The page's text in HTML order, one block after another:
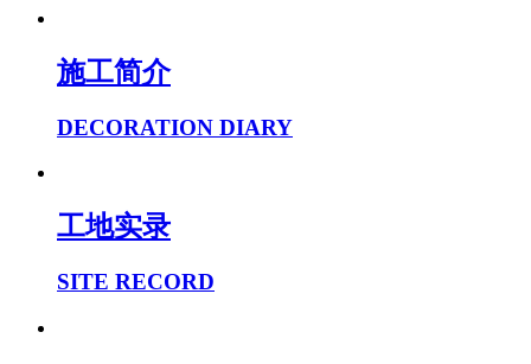
施工简介
DECORATION DIARY
工地实录
SITE RECORD